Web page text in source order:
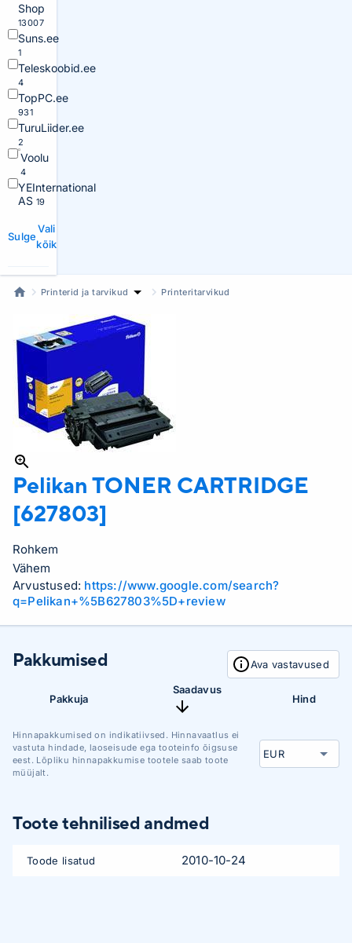
Shop
13007
Suns.ee
1
Teleskoobid.ee
4
TopPC.ee
931
TuruLiider.ee
2
Voolu
4
YEInternational
AS 19
Sulge
Vali
kõik
Printerid ja tarvikud Printeritarvikud
Pelikan TONER CARTRIDGE
[627803]
Rohkem
Vähem
Arvustused: https://www.google.com/search?
q=Pelikan+%5B627803%5D+review
Pakkumised Ava vastavused
Pakkuja
Saadavus
Hind
Hinnapakkumised on indikatiivsed. Hinnavaatlus ei
vastuta hindade, laoseisude ega tooteinfo õigsuse
eest. Lõpliku hinnapakkumise tootele saab toote
müüjalt.
Toote tehnilised andmed
Toode lisatud 2010-10-24